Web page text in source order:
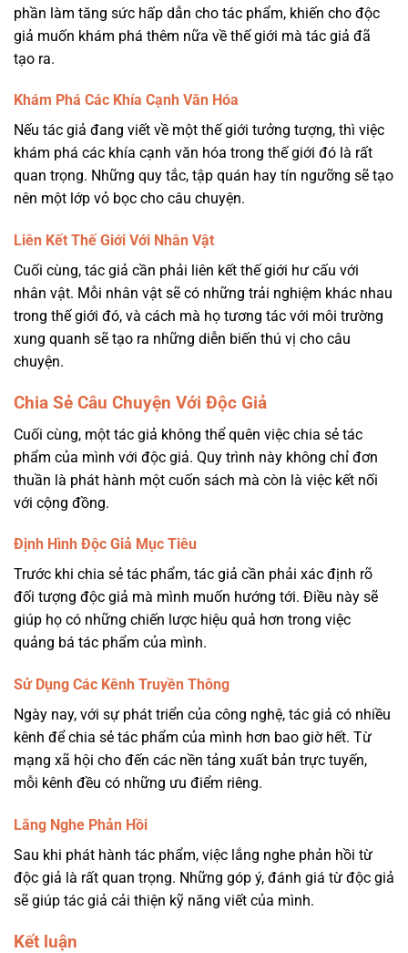
phần làm tăng sức hấp dẫn cho tác phẩm, khiến cho độc
giả muốn khám phá thêm nữa về thế giới mà tác giả đã
tạo ra.
Khám Phá Các Khía Cạnh Văn Hóa
Nếu tác giả đang viết về một thế giới tưởng tượng, thì việc
khám phá các khía cạnh văn hóa trong thế giới đó là rất
quan trọng. Những quy tắc, tập quán hay tín ngưỡng sẽ tạo
nên một lớp vỏ bọc cho câu chuyện.
Liên Kết Thế Giới Với Nhân Vật
Cuối cùng, tác giả cần phải liên kết thế giới hư cấu với
nhân vật. Mỗi nhân vật sẽ có những trải nghiệm khác nhau
trong thế giới đó, và cách mà họ tương tác với môi trường
xung quanh sẽ tạo ra những diễn biến thú vị cho câu
chuyện.
Chia Sẻ Câu Chuyện Với Độc Giả
Cuối cùng, một tác giả không thể quên việc chia sẻ tác
phẩm của mình với độc giả. Quy trình này không chỉ đơn
thuần là phát hành một cuốn sách mà còn là việc kết nối
với cộng đồng.
Định Hình Độc Giả Mục Tiêu
Trước khi chia sẻ tác phẩm, tác giả cần phải xác định rõ
đối tượng độc giả mà mình muốn hướng tới. Điều này sẽ
giúp họ có những chiến lược hiệu quả hơn trong việc
quảng bá tác phẩm của mình.
Sử Dụng Các Kênh Truyền Thông
Ngày nay, với sự phát triển của công nghệ, tác giả có nhiều
kênh để chia sẻ tác phẩm của mình hơn bao giờ hết. Từ
mạng xã hội cho đến các nền tảng xuất bản trực tuyến,
mỗi kênh đều có những ưu điểm riêng.
Lắng Nghe Phản Hồi
Sau khi phát hành tác phẩm, việc lắng nghe phản hồi từ
độc giả là rất quan trọng. Những góp ý, đánh giá từ độc giả
sẽ giúp tác giả cải thiện kỹ năng viết của mình.
Kết luận